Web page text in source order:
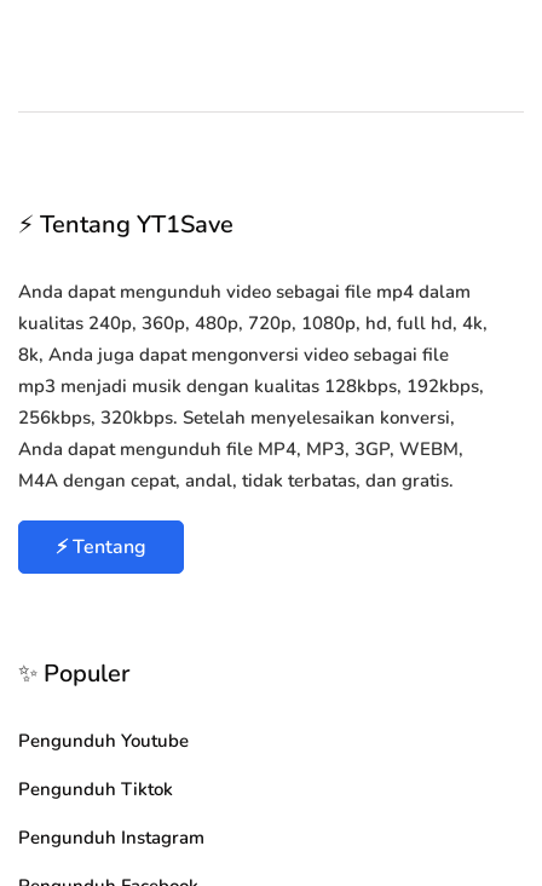
⚡ Tentang YT1Save
Anda dapat mengunduh video sebagai file mp4 dalam
kualitas 240p, 360p, 480p, 720p, 1080p, hd, full hd, 4k,
8k, Anda juga dapat mengonversi video sebagai file
mp3 menjadi musik dengan kualitas 128kbps, 192kbps,
256kbps, 320kbps. Setelah menyelesaikan konversi,
Anda dapat mengunduh file MP4, MP3, 3GP, WEBM,
M4A dengan cepat, andal, tidak terbatas, dan gratis.
⚡ Tentang
✨ Populer
Pengunduh Youtube
Pengunduh Tiktok
Pengunduh Instagram